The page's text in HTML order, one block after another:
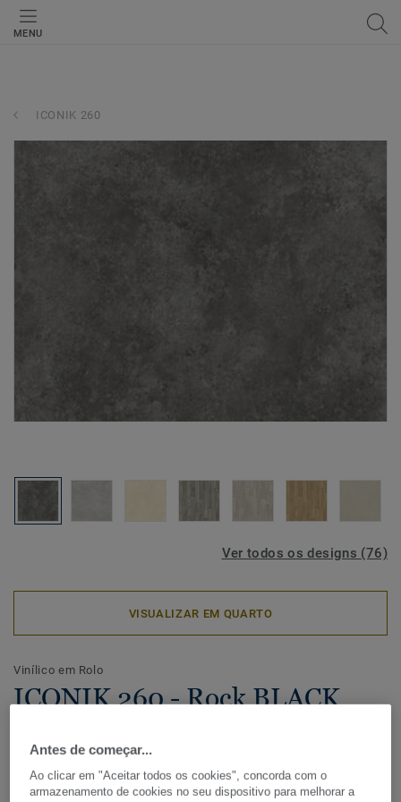
MENU
ICONIK 260
Ver todos os designs (76)
VISUALIZAR EM QUARTO
Vinílico em Rolo
ICONIK 260 - Rock BLACK
Com uma vasta seleção de madeiras, cerâmico e designs
gráficos, a coleção de pavimento vinílico residencial
Antes de começar...
Ao clicar em "Aceitar todos os cookies", concorda com o
armazenamento de cookies no seu dispositivo para melhorar a